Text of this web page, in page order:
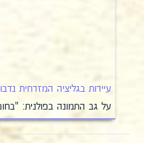
עיירות בגליציה המזרחית
על גב התמונה בפולנית: "בחופשה, 1931". בד"כ